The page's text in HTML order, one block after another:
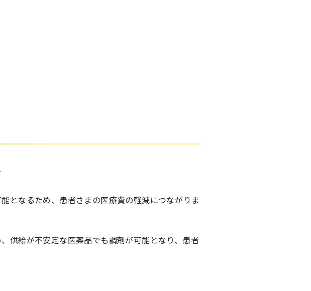
となるため、患者さまの医療費の軽減につながりま
供給が不安定な医薬品でも調剤が可能となり、患者